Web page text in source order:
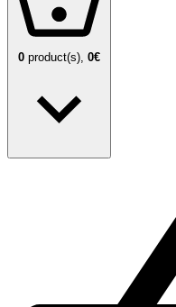
0 product(s), 0€